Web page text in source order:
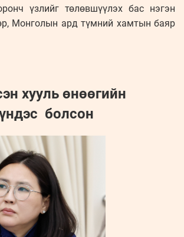
үзлийг төлөвшүүлэх бас нэгэн
Монголын ард түмний хамтын баяр
хууль өнөөгийн
болсон